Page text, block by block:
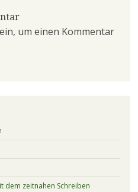
um einen Kommentar
dem zeitnahen Schreiben